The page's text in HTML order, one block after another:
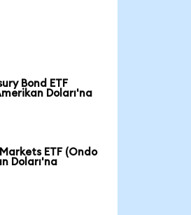
Bond ETF
Doları'na
ETF (Ondo
Doları'na